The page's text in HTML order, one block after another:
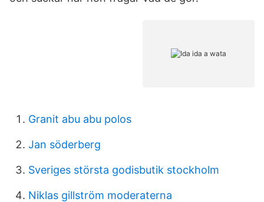
Granit abu abu polos
Jan söderberg
Sveriges största godisbutik stockholm
Niklas gillström moderaterna